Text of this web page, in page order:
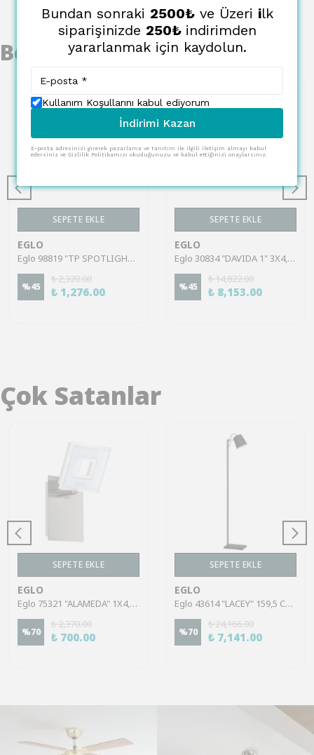
Benzer Ürünler
SEPETE EKLE
EGLO
Eglo 98819 "TP SPOTLIGHT" 1X8,5W Alüminyum, Plastik Anodize Alüminyum Linear Ray Sıva Üstü Spot
%45
₺ 2,320.00
₺ 1,276.00
SEPETE EKLE
EGLO
Eglo 30834 "DAVIDA 1" 3X4,6W Çelik Nikel Nero Sıva Üstü Spot
%45
₺ 14,822.00
₺ 8,153.00
Çok Satanlar
SEPETE EKLE
EGLO
Eglo 75321 "ALAMEDA" 1X4,5W Çelik Nikel Mat Sıva Üstü Spot
%70
₺ 2,370.00
₺ 700.00
SEPETE EKLE
EGLO
Eglo 43614 "LACEY" 159,5 Cm Yüksekliğinde Çelik, Ahşap Köşe Lambası Lambader
%70
₺ 24,166.00
₺ 7,141.00
Bundan sonraki 2500₺ve Üzeri ilk
siparişinizde 250₺ indirimden
yararlanmak için kaydolun.
Kullanım Koşullarını kabul ediyorum
İndirimi Kazan
E-posta adresinizi girerek pazarlama ve tanıtım ile ilgili iletişim almayı kabul
edersiniz ve Gizlilik Politikamızı okuduğunuzu ve kabul ettiğinizi onaylarsınız.